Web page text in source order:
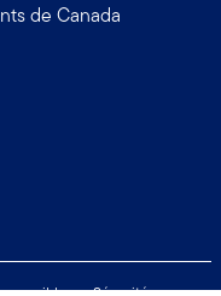
de Canada